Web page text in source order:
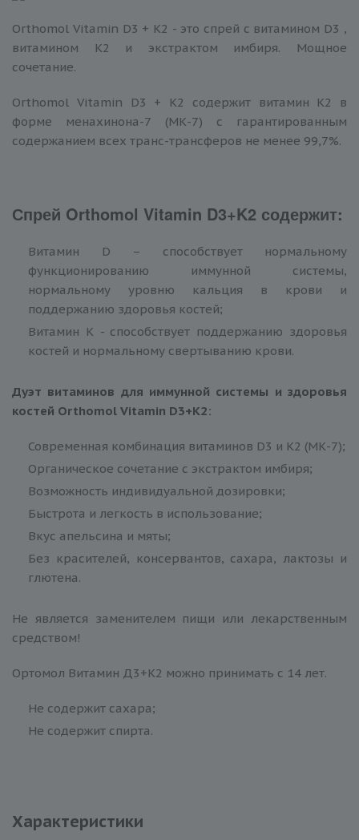
Orthomol Vitamin D3 + K2 - это спрей с витамином D3 ,
витамином K2 и экстрактом имбиря. Мощное
сочетание.
Orthomol Vitamin D3 + K2 содержит витамин K2 в
форме менахинона-7 (МК-7) с гарантированным
содержанием всех транс-трансферов не менее 99,7%.
Спрей Orthomol Vitamin D3+K2 содержит:
Витамин D – способствует нормальному
функционированию иммунной системы,
нормальному уровню кальция в крови и
поддержанию здоровья костей;
Витамин K - способствует поддержанию здоровья
костей и нормальному свертыванию крови.
Дуэт витаминов для иммунной системы и здоровья
костей Orthomol Vitamin D3+K2:
Современная комбинация витаминов D3 и K2 (МК-7);
Органическое сочетание с экстрактом имбиря;
Возможность индивидуальной дозировки;
Быстрота и легкость в использование;
Вкус апельсина и мяты;
Без красителей, консервантов, сахара, лактозы и
глютена.
Не является заменителем пищи или лекарственным
средством!
Ортомол Витамин Д3+К2 можно принимать с 14 лет.
Не содержит сахара;
Не содержит спирта.
Характеристики